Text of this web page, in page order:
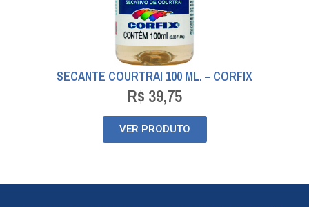
SECANTE COURTRAI 100 ML. – CORFIX
R$ 39,75
VER PRODUTO